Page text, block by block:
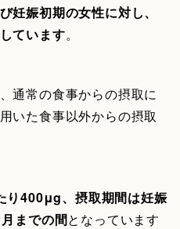
妊娠初期の女性に対し、
ています。
通常の食事からの摂取に
いた食事以外からの摂取
り400μg、摂取期間は妊娠
までの間となっています